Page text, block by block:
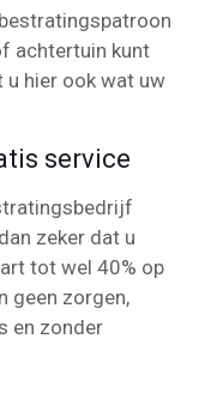
achtertuin kunt
u hier ook wat uw
service
zeker dat u
tot wel 40% op
geen zorgen,
en zonder